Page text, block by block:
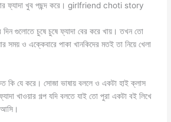
ফ্যাদা খুব পছন্দ করে। girlfriend choti story
দিন গুলোতে চুষে চুষে ফ্যাদা বের করে খায়। তখন তো
সময় ও এক্কেবারে পাকা খানকিদের মতই তা নিয়ে খেলা
যে করে। সোজা ভাষায় বললে ও একটা হাই ক্লাস
খাওয়ার গল্প যদি বলতে যাই তো পুরা একটা বই লিখে
আসি।